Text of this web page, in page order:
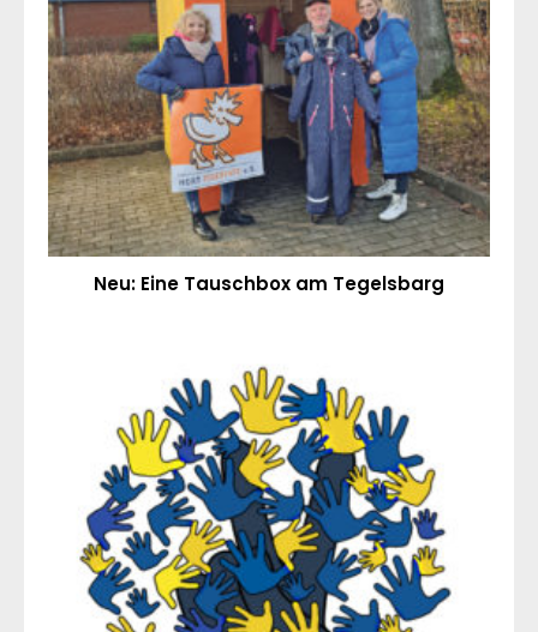
Neu: Eine Tauschbox am Tegelsbarg